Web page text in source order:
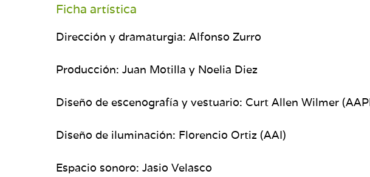
Ficha artística
Dirección y dramaturgia: Alfonso Zurro
Producción: Juan Motilla y Noelia Diez
Diseño de escenografía y vestuario: Curt Allen Wilmer
Diseño de iluminación: Florencio Ortiz (AAI)
Espacio sonoro: Jasio Velasco